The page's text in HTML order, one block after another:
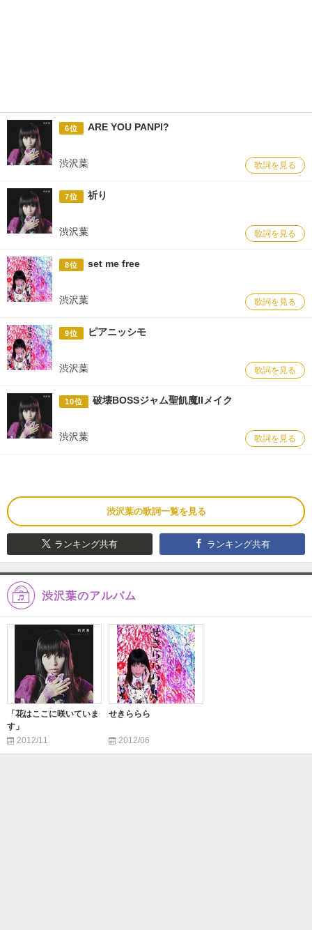
6位 ARE YOU PANPl?
渋沢葉 歌詞を見る
7位 祈り
渋沢葉 歌詞を見る
8位 set me free
渋沢葉 歌詞を見る
9位 ピアニッシモ
渋沢葉 歌詞を見る
10位 破壊BOSSジャム聖飢魔IIメイク
渋沢葉 歌詞を見る
渋沢葉の歌詞一覧を見る
ランキング共有 ランキング共有
渋沢葉のアルバム
「花はここに咲いていま
す」
2012/11
せきららら
2012/06